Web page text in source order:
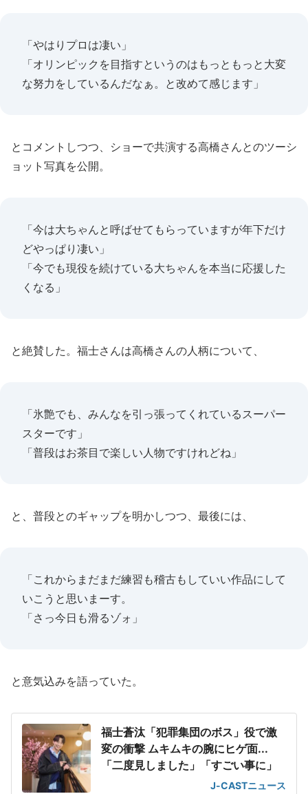
「やはりプロは凄い」
「オリンピックを目指すというのはもっともっと大変
な努力をしているんだなぁ。と改めて感じます」
とコメントしつつ、ショーで共演する高橋さんとのツーシ
ョット写真を公開。
「今は大ちゃんと呼ばせてもらっていますが年下だけ
どやっぱり凄い」
「今でも現役を続けている大ちゃんを本当に応援した
くなる」
と絶賛した。福士さんは高橋さんの人柄について、
「氷艶でも、みんなを引っ張ってくれているスーパー
スターです」
「普段はお茶目で楽しい人物ですけれどね」
と、普段とのギャップを明かしつつ、最後には、
「これからまだまだ練習も稽古もしていい作品にして
いこうと思いまーす。
「さっ今日も滑るゾォ」
と意気込みを語っていた。
福士蒼汰「犯罪集団のボス」役で激
変の衝撃 ムキムキの腕にヒゲ面...
「二度見しました」「すごい事に」
J-CASTニュース